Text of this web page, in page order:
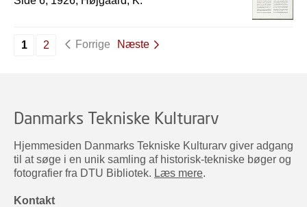
1 2 Forrige Næste
Danmarks Tekniske Kulturarv
Hjemmesiden Danmarks Tekniske Kulturarv giver adgang
til at søge i en unik samling af historisk-tekniske bøger og
fotografier fra DTU Bibliotek. Læs mere.
Kontakt